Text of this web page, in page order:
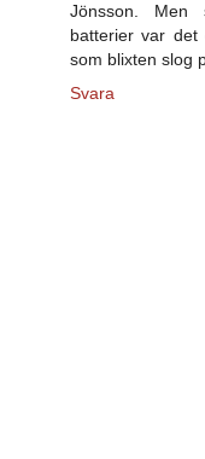
Jönsson. Men
batterier var
som blixten slog
Svara